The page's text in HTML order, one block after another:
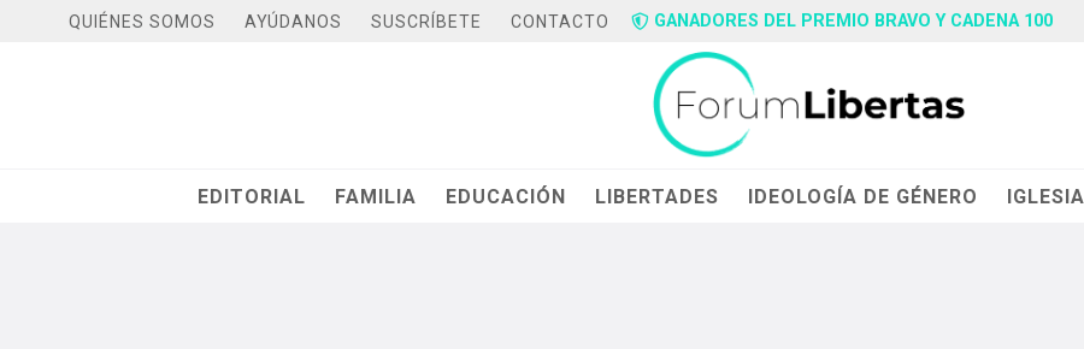
QUIÉNES SOMOS AYÚDANOS SUSCRÍBETE CONTACTO GANADORES DEL PREMIO BRAVO Y CADENA 100
EDITORIAL FAMILIA EDUCACIÓN LIBERTADES IDEOLOGÍA DE GÉNERO IGLESIA